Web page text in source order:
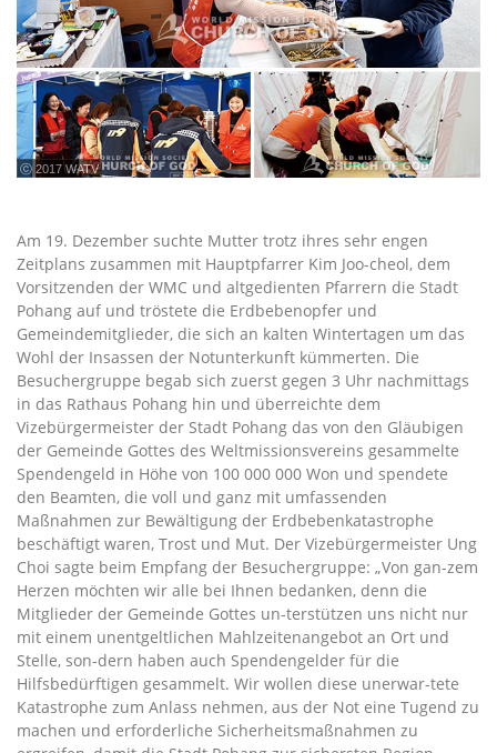
ⓒ 2017 WATV
Am 19. Dezember suchte Mutter trotz ihres sehr engen
Zeitplans zusammen mit Hauptpfarrer Kim Joo-cheol, dem
Vorsitzenden der WMC und altgedienten Pfarrern die Stadt
Pohang auf und tröstete die Erdbebenopfer und
Gemeindemitglieder, die sich an kalten Wintertagen um das
Wohl der Insassen der Notunterkunft kümmerten. Die
Besuchergruppe begab sich zuerst gegen 3 Uhr nachmittags
in das Rathaus Pohang hin und überreichte dem
Vizebürgermeister der Stadt Pohang das von den Gläubigen
der Gemeinde Gottes des Weltmissionsvereins gesammelte
Spendengeld in Höhe von 100 000 000 Won und spendete
den Beamten, die voll und ganz mit umfassenden
Maßnahmen zur Bewältigung der Erdbebenkatastrophe
beschäftigt waren, Trost und Mut. Der Vizebürgermeister Ung
Choi sagte beim Empfang der Besuchergruppe: „Von gan-zem
Herzen möchten wir alle bei Ihnen bedanken, denn die
Mitglieder der Gemeinde Gottes un-terstützen uns nicht nur
mit einem unentgeltlichen Mahlzeitenangebot an Ort und
Stelle, son-dern haben auch Spendengelder für die
Hilfsbedürftigen gesammelt. Wir wollen diese unerwar-tete
Katastrophe zum Anlass nehmen, aus der Not eine Tugend zu
machen und erforderliche Sicherheitsmaßnahmen zu